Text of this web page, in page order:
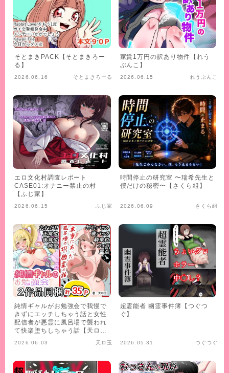
そとまきPACK【そとまきろー
る】
2026.06.16 そとまきろーる
家賃1万円の訳あり物件【れう
ぶんこ】
2026.06.15 れうぶんこ
エロ文化村調査レポート
CASE01:オナニー禁止の村
【ふじ家】
2026.06.15 ふじ家
時間停止の研究室 〜瑞希先生と
僕だけの秘密〜【さくら組】
2026.06.09 さくら組
純情ギャルがお勉強会で我慢で
きずにエッチしちゃう話と女性
配信者が悪霊に風呂場で襲われ
て快楽堕ちしちゃう話【天ロ
2026.06.03 天ロ玉
超霊能者 幽霊事件簿【つぐつ
ぐ】
2026.05.31 つぐつぐ